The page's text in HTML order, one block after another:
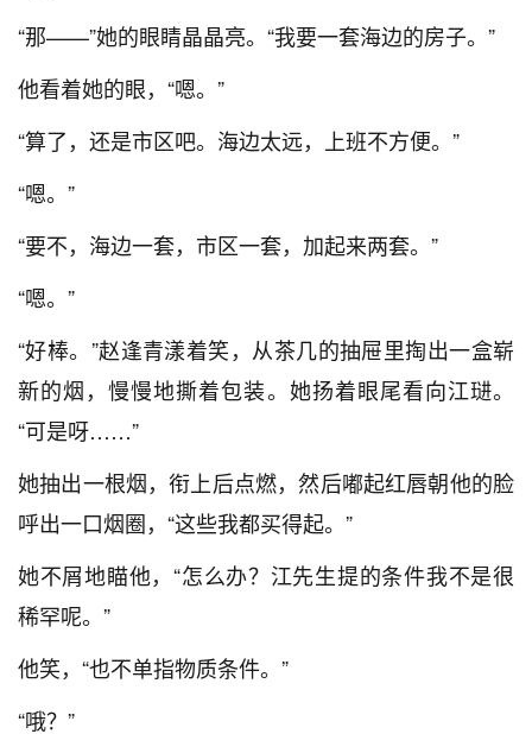
“那——”她的眼睛晶晶亮。“我要一套海边的房子。”
他看着她的眼，“嗯。”
“算了，还是市区吧。海边太远，上班不方便。”
“嗯。”
“要不，海边一套，市区一套，加起来两套。”
“嗯。”
“好棒。”赵逢青漾着笑，从茶几的抽屉里掏出一盒崭
新的烟，慢慢地撕着包装。她扬着眼尾看向江琎。
“可是呀……”
她抽出一根烟，衔上后点燃，然后嘟起红唇朝他的脸
呼出一口烟圈，“这些我都买得起。”
她不屑地瞄他，“怎么办？江先生提的条件我不是很
稀罕呢。”
他笑，“也不单指物质条件。”
“哦？”